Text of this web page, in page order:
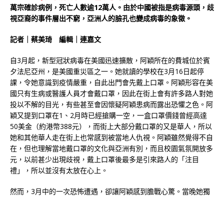
萬宗確診病例，死亡人數逾12萬人。由於中國被指是病毒源頭，歧
視亞裔的事件層出不窮，亞洲人的臉孔也變成病毒的象徵。
記者｜蔡美琦 編輯｜連嘉文
自3月起，新型冠狀病毒在美國迅速擴散，阿穎所在的費城位於賓
夕法尼亞州，是美國重災區之一。她就讀的學校在3月16日起停
課，令她意識到疫情嚴重，自此出門會先戴上口罩。阿穎形容在美
國只有生病或醫護人員才會戴口罩，因此在街上會有許多路人對她
投以不解的目光，有些甚至會因懷疑阿穎患病而露出恐懼之色。阿
穎又提到口罩在1、2月時已經搶購一空，一盒口罩價錢曾經高達
50美金（約港幣388元），而街上大部分戴口罩的又是華人，所以
她和其他華人走在街上也常感到被當地人仇視。阿穎雖然覺得不自
在，但也理解當地戴口罩的文化與亞洲有別，而且校園氣氛開放多
元，以前甚少出現歧視，戴上口罩後最多是引來路人的「注目
禮」，所以並沒有太放在心上。
然而，3月中的一次恐怖遭遇，卻讓阿穎感到膽戰心驚。當晚她獨